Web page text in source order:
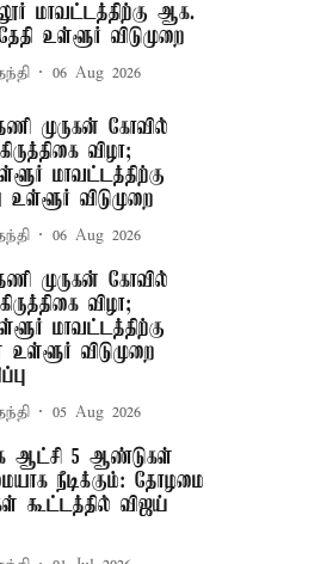
மாவட்டத்திற்கு ஆக.
உள்ளூர் விடுமுறை
06 Aug 2026
முருகன் கோவில்
விழா;
மாவட்டத்திற்கு
உள்ளூர் விடுமுறை
06 Aug 2026
முருகன் கோவில்
விழா;
மாவட்டத்திற்கு
உள்ளூர் விடுமுறை
05 Aug 2026
ஆட்சி 5 ஆண்டுகள்
நீடிக்கும்: தோழமை
கூட்டத்தில் விஜய்